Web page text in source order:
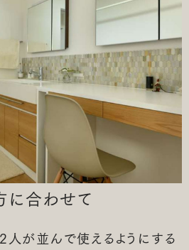
に合わせて
が並んで使えるようにする